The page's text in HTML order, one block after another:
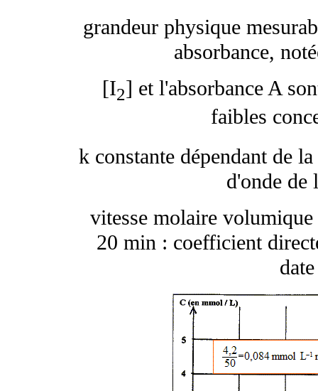
grandeur physique
absorbance,
[I2] et l'absorbance A
faibles
k constante dépendant de
d'onde de
vitesse molaire
20 min : coefficient